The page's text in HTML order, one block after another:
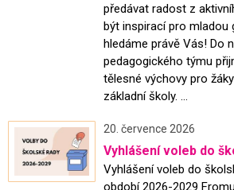
předávat radost z
být inspirací pro mladou
hledáme právě Vás! Do
pedagogického týmu
tělesné výchovy pro
základní školy. ...
20. července 2026
Vyhlášení voleb do
Vyhlášení voleb do
období 2026-2029